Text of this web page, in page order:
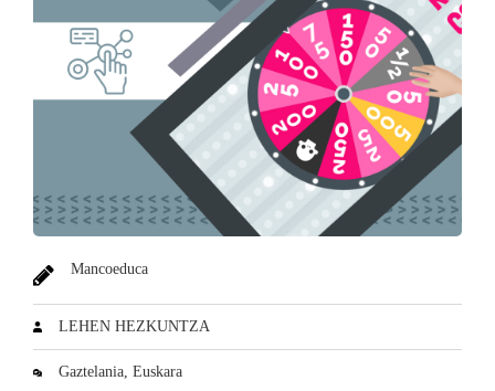
Mancoeduca
LEHEN HEZKUNTZA
Gaztelania Euskara